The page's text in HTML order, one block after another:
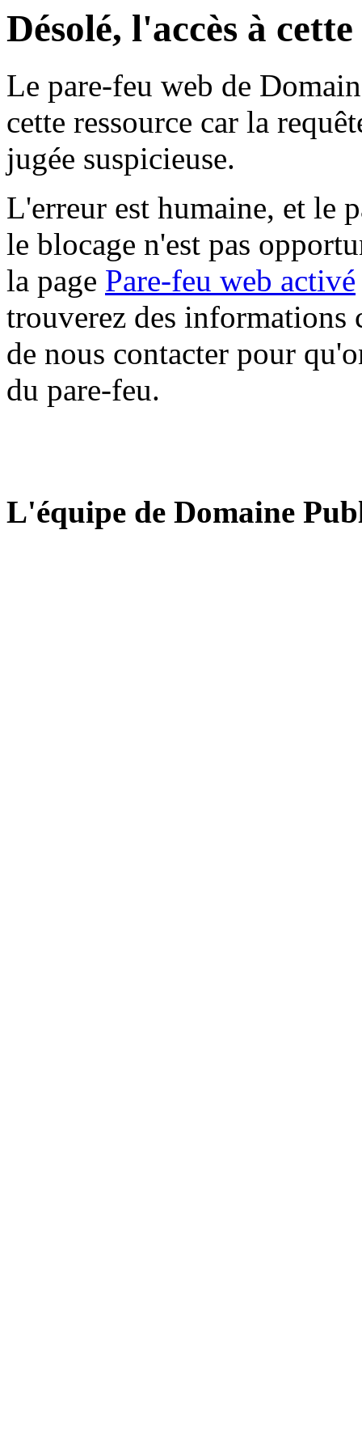
Désolé, l'accès à
Le pare-feu web de
cette ressource car la
jugée suspicieuse.
L'erreur est humaine, et le
le blocage n'est pas
la page Pare-feu web activé
trouverez des informations
de nous contacter pour
du pare-feu.
L'équipe de Domaine